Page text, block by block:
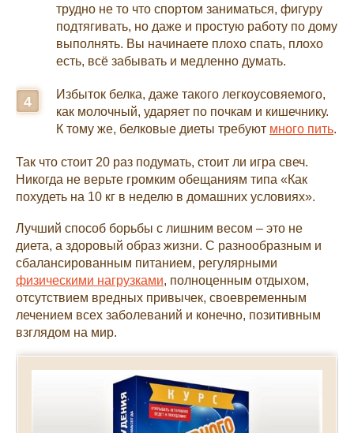
трудно не то что спортом заниматься, фигуру
подтягивать, но даже и простую работу по дому
выполнять. Вы начинаете плохо спать, плохо
есть, всё забывать и медленно думать.
Избыток белка, даже такого легкоусовяемого,
как молочный, ударяет по почкам и кишечнику.
К тому же, белковые диеты требуют много пить.
Так что стоит 20 раз подумать, стоит ли игра свеч.
Никогда не верьте громким обещаниям типа «Как
похудеть на 10 кг в неделю в домашних условиях».
Лучший способ борьбы с лишним весом – это не
диета, а здоровый образ жизни. С разнообразным и
сбалансированным питанием, регулярными
физическими нагрузками, полноценным отдыхом,
отсутствием вредных привычек, своевременным
лечением всех заболеваний и конечно, позитивным
взглядом на мир.